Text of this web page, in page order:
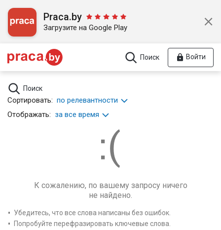
Praca.by
Загрузите на Google Play
Поиск Войти
Поиск
Сортировать: по релевантности
Отображать: за все время
К сожалению, по вашему запросу ничего
не найдено.
Убедитесь, что все слова написаны без ошибок.
Попробуйте перефразировать ключевые слова.